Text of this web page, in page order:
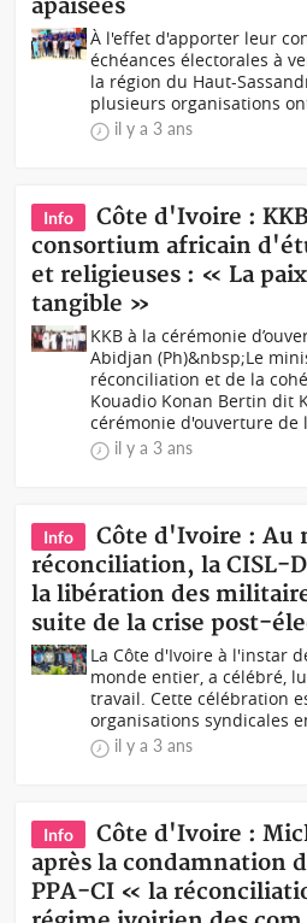
apaisées
À l'effet d'apporter leur
échéances électorales à
la région du Haut-
plusieurs organisations
il y a 3 ans
Info
Côte d'Ivoire :
consortium africain
et religieuses : « La
tangible »
KKB à la cérémonie
Abidjan (Ph)&nbsp;Le
réconciliation et de la
Kouadio Konan Bertin dit
cérémonie d'ouverture de
il y a 3 ans
Info
Côte d'Ivoire : Au
réconciliation, la CISL-
la libération des
suite de la crise post-
La Côte d'Ivoire à l'instar
monde entier, a célébré,
travail. Cette célébration
organisations syndicales
il y a 3 ans
Info
Côte d'Ivoire :
après la condamnation
PPA-CI « la